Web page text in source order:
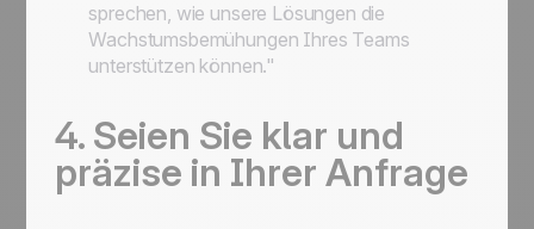
sprechen, wie unsere Lösungen die
Wachstumsbemühungen Ihres Teams
unterstützen können."
4. Seien Sie klar und
präzise in Ihrer Anfrage